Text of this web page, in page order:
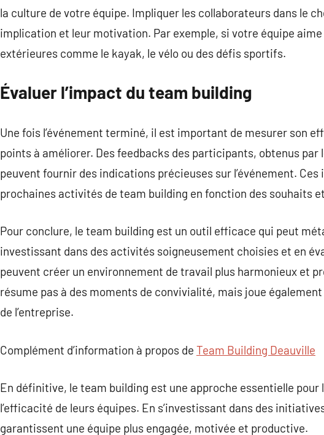
la culture de votre équipe. Impliquer les collaborateurs dans le
implication et leur motivation. Par exemple, si votre équipe
extérieures comme le kayak, le vélo ou des défis sportifs.
Évaluer l’impact du team building
Une fois l’événement terminé, il est important de mesurer son
points à améliorer. Des feedbacks des participants, obtenus par
peuvent fournir des indications précieuses sur l’événement.
prochaines activités de team building en fonction des souhaits
Pour conclure, le team building est un outil efficace qui peut
investissant dans des activités soigneusement choisies et en
peuvent créer un environnement de travail plus harmonieux et
résume pas à des moments de convivialité, mais joue
de l’entreprise.
Complément d’information à propos de Team Building Deauville
En définitive, le team building est une approche essentielle
l’efficacité de leurs équipes. En s’investissant dans des
garantissent une équipe plus engagée, motivée et productive.